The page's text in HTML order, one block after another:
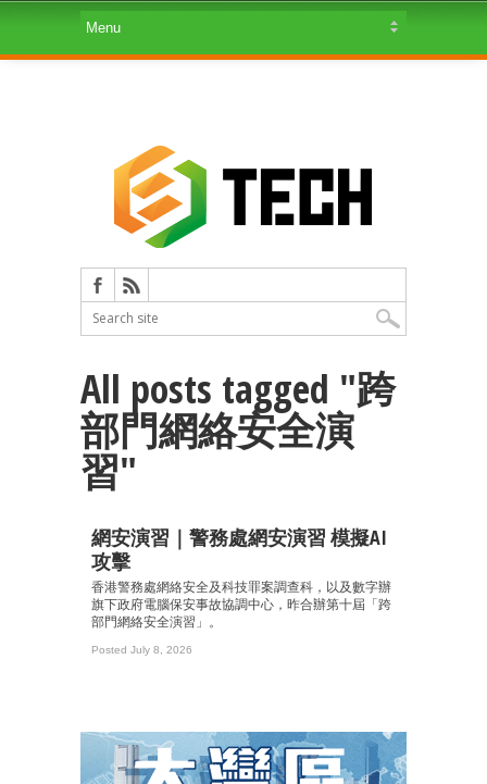
All posts tagged "跨
部門網絡安全演
習"
網安演習｜警務處網安演習 模擬AI
攻擊
香港警務處網絡安全及科技罪案調查科，以及數字辦
旗下政府電腦保安事故協調中心，昨合辦第十屆「跨
部門網絡安全演習」。
Posted July 8, 2026